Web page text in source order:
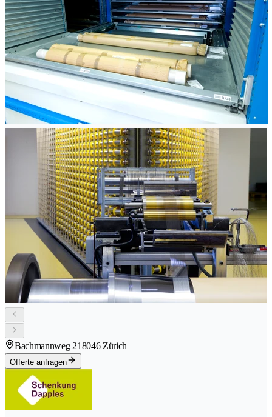
Bachmannweg 218046 Zürich
Offerte anfragen